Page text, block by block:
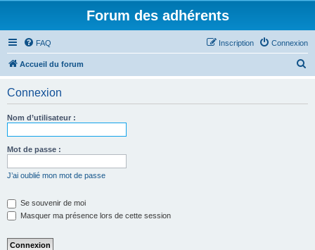
Forum des adhérents
FAQ Connexion
Inscription
Accueil du forum
Connexion
Nom d’utilisateur :
Mot de passe :
J’ai oublié mon mot de passe
Se souvenir de moi
Masquer ma présence lors de cette session